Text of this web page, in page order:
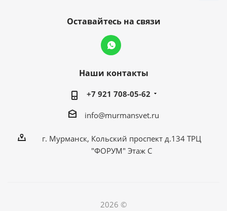
Оставайтесь на связи
Наши контакты
+7 921 708-05-62
info@murmansvet.ru
г. Мурманск, Кольский проспект д.134 ТРЦ
"ФОРУМ" Этаж С
2026 ©